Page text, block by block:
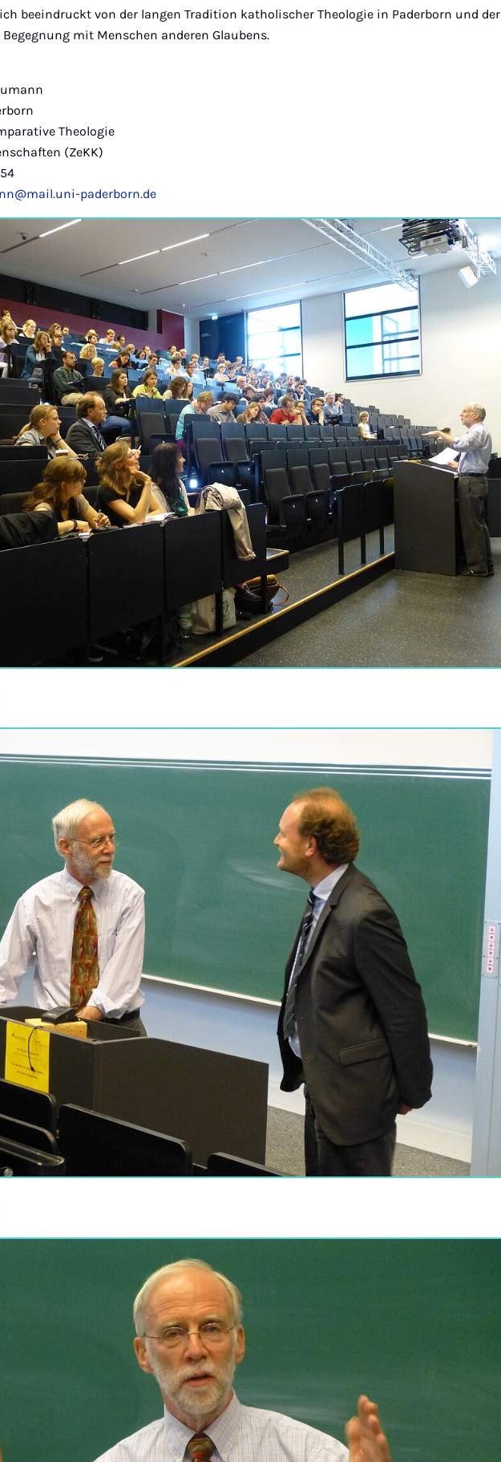
beeindruckt von der langen Tradition katholischer Theologie in Paderborn und der
mit Menschen anderen Glaubens.
Theologie
(ZeKK)
paderborn.de